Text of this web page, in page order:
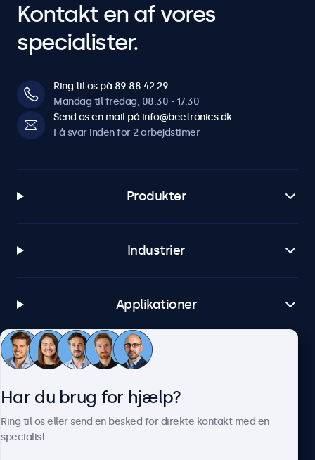
Kontakt en af vores
specialister.
Ring til os på 89 88 42 29
Mandag til fredag, 08:30 - 17:30
Send os en mail på info@beetronics.dk
Få svar inden for 2 arbejdstimer
Produkter
Industrier
Applikationer
Kundeservice
Har du brug for hjælp?
Ring til os eller send en besked for direkte kontakt med en
specialist.